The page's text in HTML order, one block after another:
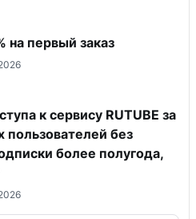
на первый заказ
к сервису RUTUBE за
пользователей без
более полугода,